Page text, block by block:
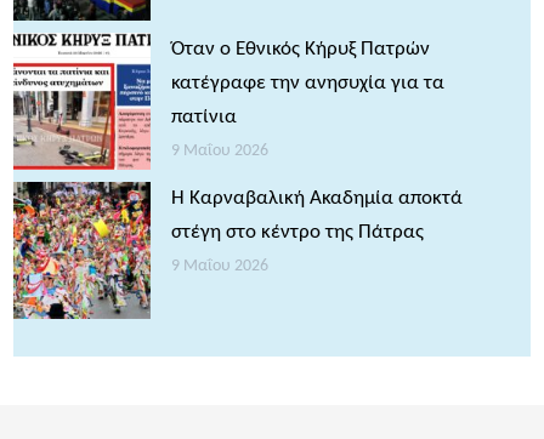
Όταν ο Εθνικός Κήρυξ Πατρών
κατέγραφε την ανησυχία για τα
πατίνια
9 Μαΐου 2026
Η Καρναβαλική Ακαδημία αποκτά
στέγη στο κέντρο της Πάτρας
9 Μαΐου 2026